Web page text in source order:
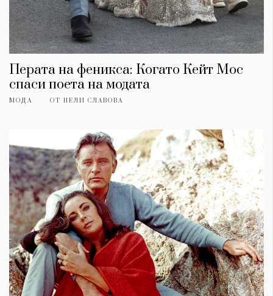
Перата на феникса: Когато Кейт Мос
спаси поета на модата
МОДА ОТ НЕЛИ СЛАВОВА